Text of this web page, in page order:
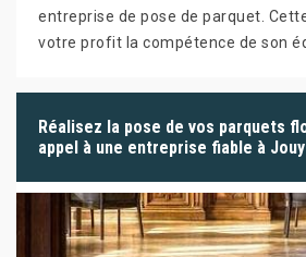
entreprise de pose de parquet.
votre profit la compétence de son
Réalisez la pose de vos parquets
appel à une entreprise fiable à